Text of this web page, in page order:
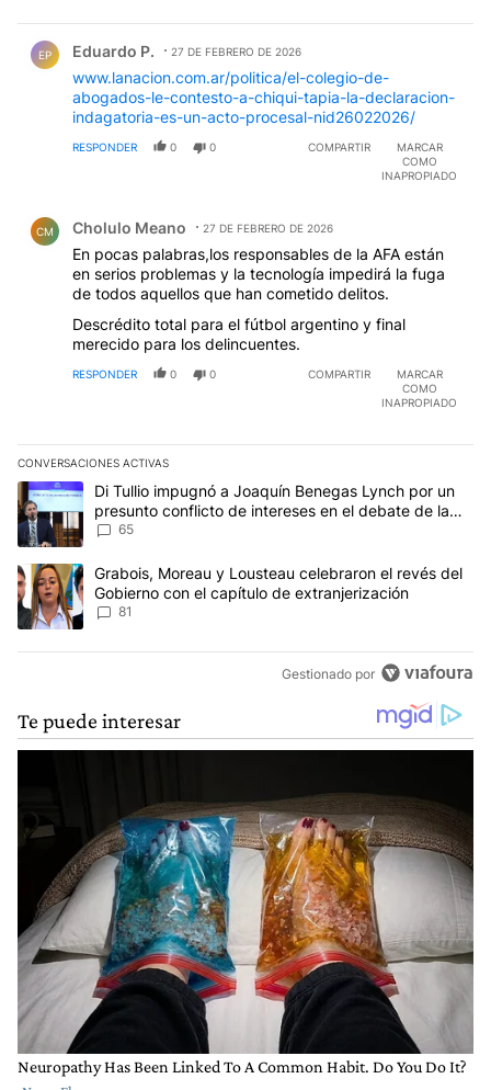
EP Eduardo P. 27 DE FEBRERO DE 2026
www.lanacion.com.ar/politica/el-colegio-de-
abogados-le-contesto-a-chiqui-tapia-la-declaracion-
indagatoria-es-un-acto-procesal-nid26022026/
RESPONDER 0 0 COMPARTIR
MARCAR
COMO
INAPROPIADO
CM Cholulo Meano 27 DE FEBRERO DE 2026
En pocas palabras,los responsables de la AFA están
en serios problemas y la tecnología impedirá la fuga
de todos aquellos que han cometido delitos.
Descrédito total para el fútbol argentino y final
merecido para los delincuentes.
RESPONDER 0 0 COMPARTIR
MARCAR
COMO
INAPROPIADO
CONVERSACIONES ACTIVAS
Este listado muestra los artículos con más comentarios en los
Un artículo de tendencia con el título "Di Tullio impugnó a
Di Tullio impugnó a Joaquín Benegas Lynch por un
presunto conflicto de intereses en el debate de la
Ley de Tierras
65
Un artículo de tendencia con el título "Grabois, Moreau y
Grabois, Moreau y Lousteau celebraron el revés del
Gobierno con el capítulo de extranjerización
81
Gestionado por